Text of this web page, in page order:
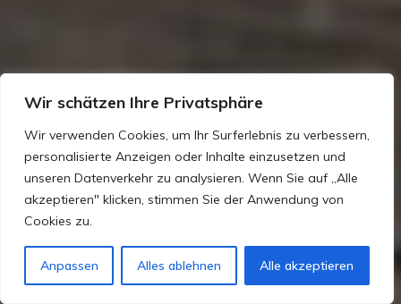
Wir schätzen Ihre Privatsphäre
Wir verwenden Cookies, um Ihr Surferlebnis zu verbessern,
personalisierte Anzeigen oder Inhalte einzusetzen und
unseren Datenverkehr zu analysieren. Wenn Sie auf „Alle
akzeptieren" klicken, stimmen Sie der Anwendung von
Cookies zu.
Anpassen Alles ablehnen Alle akzeptieren